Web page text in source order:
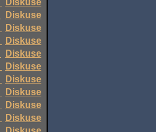
Diskuse
Diskuse
Diskuse
Diskuse
Diskuse
Diskuse
Diskuse
Diskuse
Diskuse